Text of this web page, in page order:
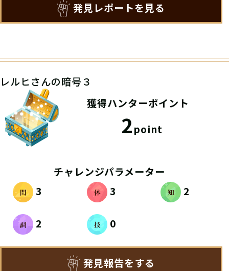
発見レポートを見る
レルヒさんの暗号３
獲得ハンターポイント
2point
チャレンジパラメーター
3
3 2
2 0
発見報告をする